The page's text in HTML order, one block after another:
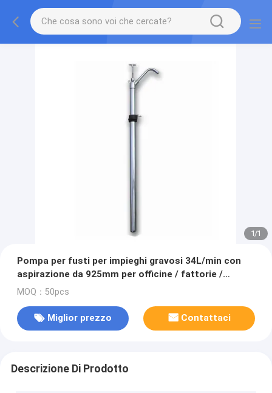
1/1
Pompa per fusti per impieghi gravosi 34L/min con
aspirazione da 925mm per officine / fattorie /
cantieri
MOQ：50pcs
Miglior prezzo Contattaci
Descrizione Di Prodotto